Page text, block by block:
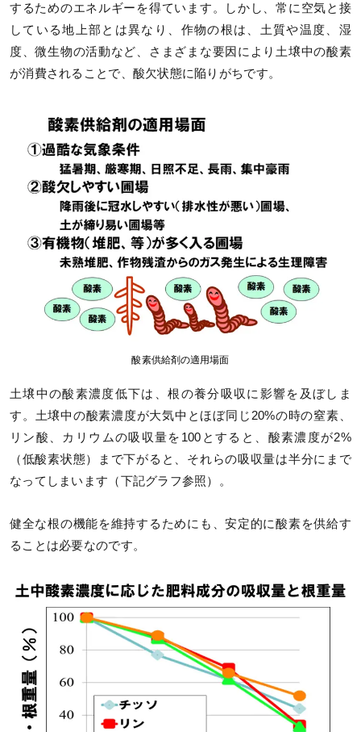
するためのエネルギーを得ています。しかし、常に空気と接
している地上部とは異なり、作物の根は、土質や温度、湿
度、微生物の活動など、さまざまな要因により土壌中の酸素
が消費されることで、酸欠状態に陥りがちです。
酸素供給剤の適用場面
土壌中の酸素濃度低下は、根の養分吸収に影響を及ぼしま
す。土壌中の酸素濃度が大気中とほぼ同じ20%の時の窒素、
リン酸、カリウムの吸収量を100とすると、酸素濃度が2%
（低酸素状態）まで下がると、それらの吸収量は半分にまで
なってしまいます（下記グラフ参照）。
健全な根の機能を維持するためにも、安定的に酸素を供給す
ることは必要なのです。